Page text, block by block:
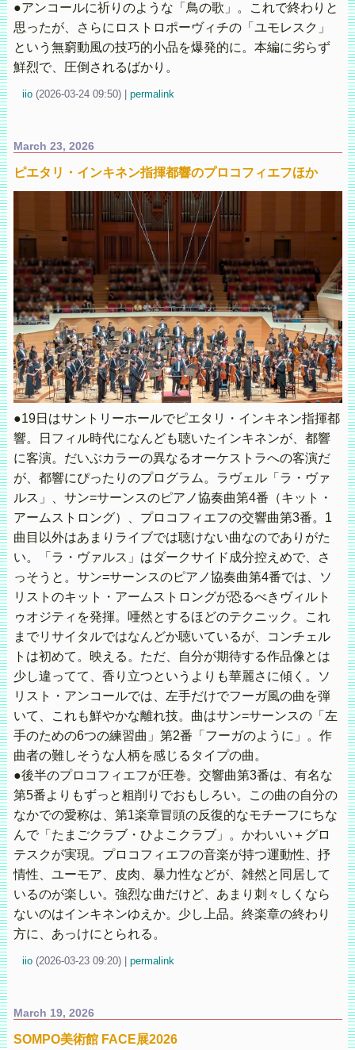
●アンコールに祈りのような「鳥の歌」。これで終わりと
思ったが、さらにロストロポーヴィチの「ユモレスク」
という無窮動風の技巧的小品を爆発的に。本編に劣らず
鮮烈で、圧倒されるばかり。
iio (2026-03-24 09:50) permalink
March 23, 2026
ピエタリ・インキネン指揮都響のプロコフィエフほか
●19日はサントリーホールでピエタリ・インキネン指揮都
響。日フィル時代になんども聴いたインキネンが、都響
に客演。だいぶカラーの異なるオーケストラへの客演だ
が、都響にぴったりのプログラム。ラヴェル「ラ・ヴァ
ルス」、サン=サーンスのピアノ協奏曲第4番（キット・
アームストロング）、プロコフィエフの交響曲第3番。1
曲目以外はあまりライブでは聴けない曲なのでありがた
い。「ラ・ヴァルス」はダークサイド成分控えめで、さ
っそうと。サン=サーンスのピアノ協奏曲第4番では、ソ
リストのキット・アームストロングが恐るべきヴィルト
ゥオジティを発揮。唖然とするほどのテクニック。これ
までリサイタルではなんどか聴いているが、コンチェル
トは初めて。映える。ただ、自分が期待する作品像とは
少し違ってて、香り立つというよりも華麗さに傾く。ソ
リスト・アンコールでは、左手だけでフーガ風の曲を弾
いて、これも鮮やかな離れ技。曲はサン=サーンスの「左
手のための6つの練習曲」第2番「フーガのように」。作
曲者の難しそうな人柄を感じるタイプの曲。
●後半のプロコフィエフが圧巻。交響曲第3番は、有名な
第5番よりもずっと粗削りでおもしろい。この曲の自分の
なかでの愛称は、第1楽章冒頭の反復的なモチーフにちな
んで「たまごクラブ・ひよこクラブ」。かわいい＋グロ
テスクが実現。プロコフィエフの音楽が持つ運動性、抒
情性、ユーモア、皮肉、暴力性などが、雑然と同居して
いるのが楽しい。強烈な曲だけど、あまり刺々しくなら
ないのはインキネンゆえか。少し上品。終楽章の終わり
方に、あっけにとられる。
iio (2026-03-23 09:20) permalink
March 19, 2026
SOMPO美術館 FACE展2026